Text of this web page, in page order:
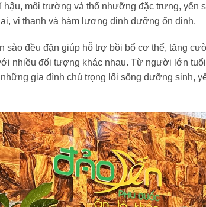
hậu, môi trường và thổ nhưỡng đặc trưng, yến
vị thanh và hàm lượng dinh dưỡng ổn định.
sào đều đặn giúp hỗ trợ bồi bổ cơ thể, tăng
nhiều đối tượng khác nhau. Từ người lớn
gia đình chú trọng lối sống dưỡng sinh,